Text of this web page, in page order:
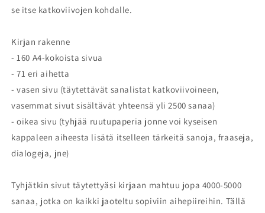
se itse katkoviivojen kohdalle.
Kirjan rakenne
- 160 A4-kokoista sivua
- 71 eri aihetta
- vasen sivu (täytettävät sanalistat katkoviivoineen,
vasemmat sivut sisältävät yhteensä yli 2500 sanaa)
- oikea sivu (tyhjää ruutupaperia jonne voi kyseisen
kappaleen aiheesta lisätä itselleen tärkeitä sanoja, fraaseja,
dialogeja, jne)
Tyhjätkin sivut täytettyäsi kirjaan mahtuu jopa 4000-5000
sanaa, jotka on kaikki jaoteltu sopiviin aihepiireihin. Tällä